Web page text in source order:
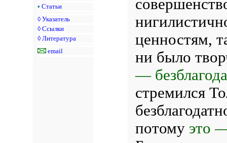
• Статьи
◊ Указатель
◊ Ссылки
◊ Литература
email
ценностям,
ни было
—
стремился
потому это